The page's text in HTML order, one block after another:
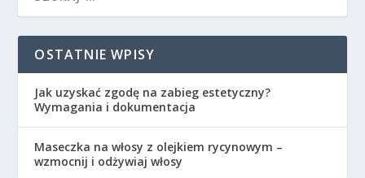
OSTATNIE WPISY
Jak uzyskać zgodę na zabieg estetyczny?
Wymagania i dokumentacja
Maseczka na włosy z olejkiem rycynowym –
wzmocnij i odżywiaj włosy